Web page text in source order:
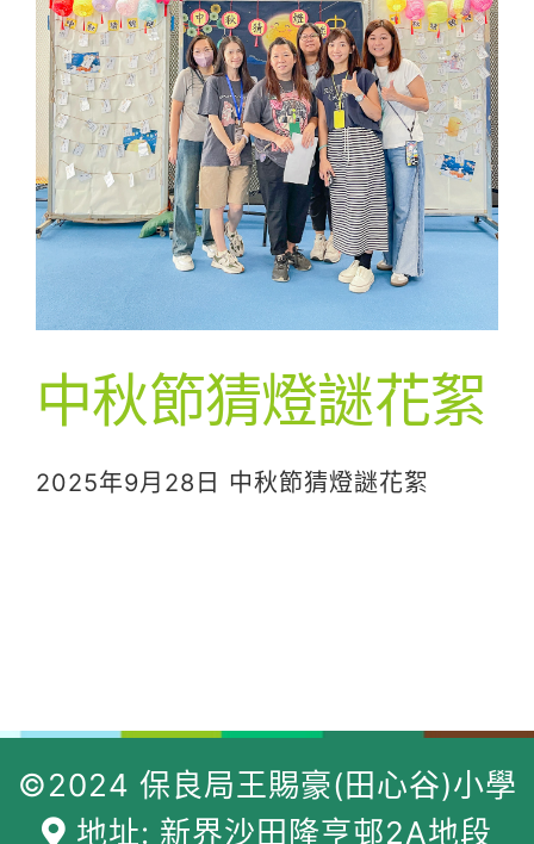
中秋節猜燈謎花絮
2025年9月28日 中秋節猜燈謎花絮
©2024 保良局王賜豪(田心谷)小學
地址: 新界沙田隆亨邨2A地段